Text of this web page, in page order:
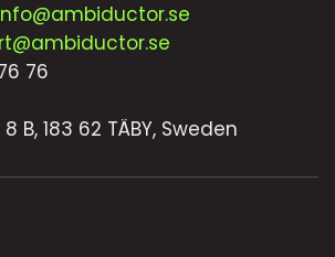
76
B, 183 62 TÄBY, Sweden